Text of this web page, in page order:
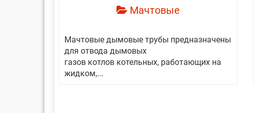
Мачтовые
Мачтовые дымовые трубы предназначены
для отвода дымовых
газов котлов котельных, работающих на
жидком,...